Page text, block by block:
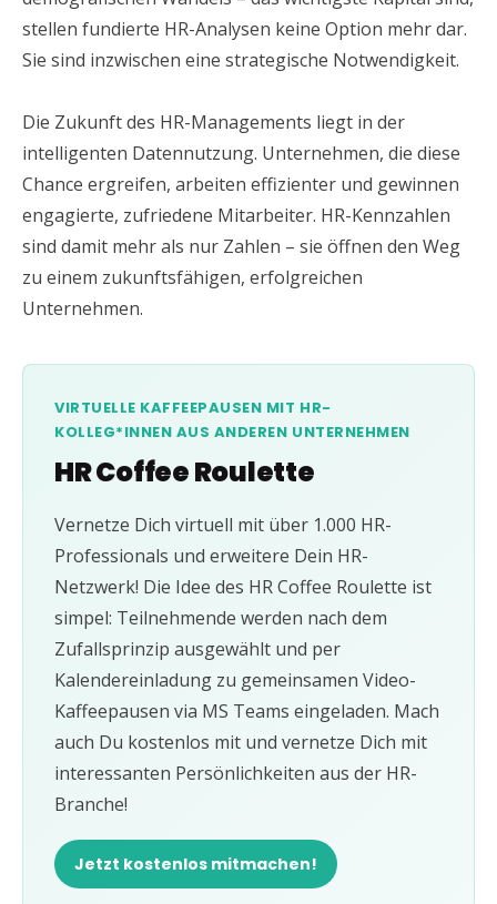
stellen fundierte HR-Analysen keine Option mehr dar.
Sie sind inzwischen eine strategische Notwendigkeit.
Die Zukunft des HR-Managements liegt in der
intelligenten Datennutzung. Unternehmen, die diese
Chance ergreifen, arbeiten effizienter und gewinnen
engagierte, zufriedene Mitarbeiter. HR-Kennzahlen
sind damit mehr als nur Zahlen – sie öffnen den Weg
zu einem zukunftsfähigen, erfolgreichen
Unternehmen.
VIRTUELLE KAFFEEPAUSEN MIT HR-
KOLLEG*INNEN AUS ANDEREN UNTERNEHMEN
HR Coffee Roulette
Vernetze Dich virtuell mit über 1.000 HR-
Professionals und erweitere Dein HR-
Netzwerk! Die Idee des HR Coffee Roulette ist
simpel: Teilnehmende werden nach dem
Zufallsprinzip ausgewählt und per
Kalendereinladung zu gemeinsamen Video-
Kaffeepausen via MS Teams eingeladen. Mach
auch Du kostenlos mit und vernetze Dich mit
interessanten Persönlichkeiten aus der HR-
Branche!
Jetzt kostenlos mitmachen!